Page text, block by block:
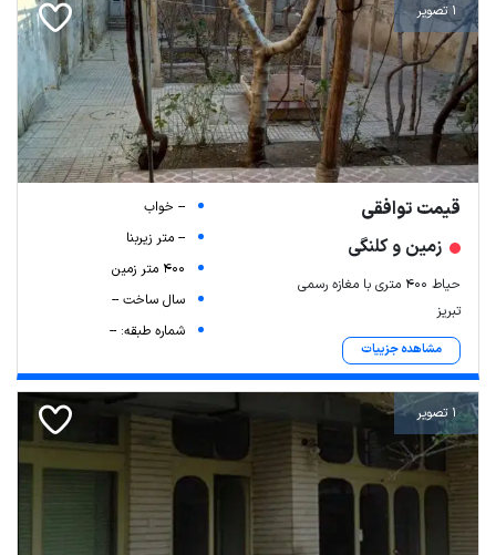
1 تصویر
قیمت توافقی
زمین و کلنگی
حیاط ۴۰۰ متری با مغازه رسمی
تبریز
مشاهده جزییات
-- خواب
-- متر زیربنا
400 متر زمین
سال ساخت --
شماره طبقه: --
1 تصویر